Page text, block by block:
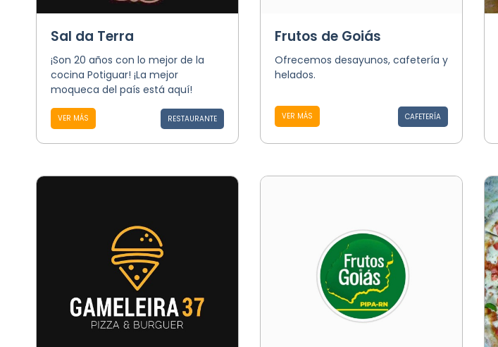
Sal da Terra
¡Son 20 años con lo mejor de la
cocina Potiguar! ¡La mejor
moqueca del país está aquí!
VER MÁS RESTAURANTE
Frutos de Goiás
Ofrecemos desayunos, cafetería y
helados.
VER MÁS CAFETERÍA